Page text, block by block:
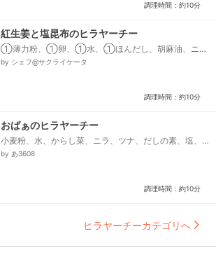
調理時間：約10分
紅生姜と塩昆布のヒラヤーチー
①薄力粉、①卵、①水、①ほんだし、胡麻油、ニラ
カット、紅生姜、塩昆布、ポン酢
by シェフ@サクライケータ
調理時間：約10分
おばぁのヒラヤーチー
小麦粉、水、からし菜、ニラ、ツナ、だしの素、塩、
卵、油
by あ3608
調理時間：約10分
ヒラヤーチーカテゴリへ